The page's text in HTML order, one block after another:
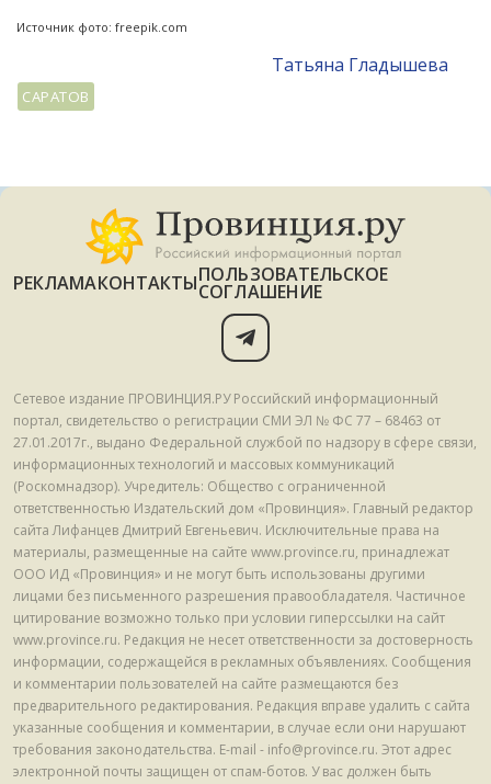
Источник фото: freepik.com
Татьяна Гладышева
САРАТОВ
РЕКЛАМАКОНТАКТЫПОЛЬЗОВАТЕЛЬСКОЕ
СОГЛАШЕНИЕ
Сетевое издание ПРОВИНЦИЯ.РУ Российский информационный
портал, свидетельство о регистрации СМИ ЭЛ № ФС 77 – 68463 от
27.01.2017г., выдано Федеральной службой по надзору в сфере связи,
информационных технологий и массовых коммуникаций
(Роскомнадзор). Учредитель: Общество с ограниченной
ответственностью Издательский дом «Провинция». Главный редактор
сайта Лифанцев Дмитрий Евгеньевич. Исключительные права на
материалы, размещенные на сайте www.province.ru, принадлежат
ООО ИД «Провинция» и не могут быть использованы другими
лицами без письменного разрешения правообладателя. Частичное
цитирование возможно только при условии гиперссылки на сайт
www.province.ru. Редакция не несет ответственности за достоверность
информации, содержащейся в рекламных объявлениях. Сообщения
и комментарии пользователей на сайте размещаются без
предварительного редактирования. Редакция вправе удалить с сайта
указанные сообщения и комментарии, в случае если они нарушают
требования законодательства. E-mail - info@province.ru. Этот адрес
электронной почты защищен от спам-ботов. У вас должен быть